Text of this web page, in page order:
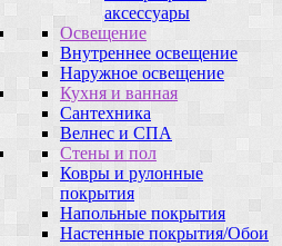
аксессуары
Освещение
Внутреннее освещение
Наружное освещение
Кухня и ванная
Сантехника
Велнес и СПА
Стены и пол
Ковры и рулонные
покрытия
Напольные покрытия
Настенные покрытия/Обои